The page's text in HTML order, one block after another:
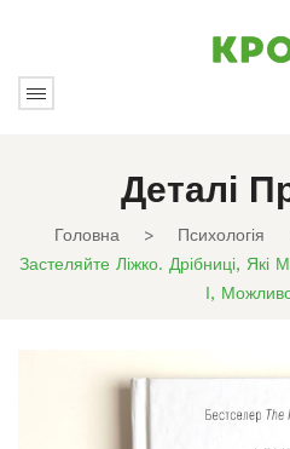
Деталі
Головна > Психологія
Застеляйте Ліжко. Дрібниці,
І,